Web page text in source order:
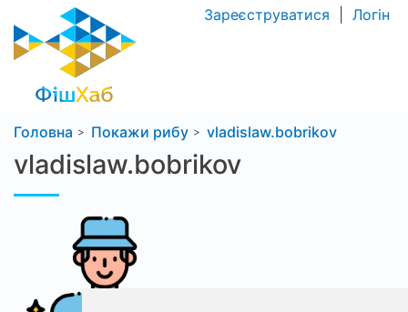
Зареєструватися Логін
Головна Покажи рибу vladislaw.bobrikov
vladislaw.bobrikov